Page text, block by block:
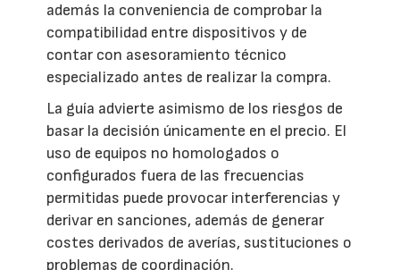
además la conveniencia de comprobar la
compatibilidad entre dispositivos y de
contar con asesoramiento técnico
especializado antes de realizar la compra.
La guía advierte asimismo de los riesgos de
basar la decisión únicamente en el precio. El
uso de equipos no homologados o
configurados fuera de las frecuencias
permitidas puede provocar interferencias y
derivar en sanciones, además de generar
costes derivados de averías, sustituciones o
problemas de coordinación.